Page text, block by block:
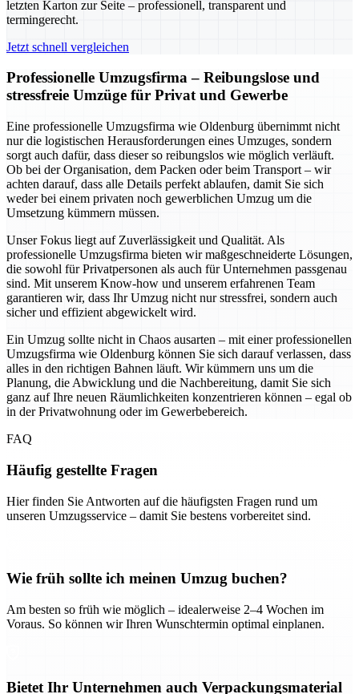
letzten Karton zur Seite – professionell, transparent und
termingerecht.
Jetzt schnell vergleichen
Professionelle Umzugsfirma – Reibungslose und
stressfreie Umzüge für Privat und Gewerbe
Eine professionelle Umzugsfirma wie Oldenburg übernimmt nicht
nur die logistischen Herausforderungen eines Umzuges, sondern
sorgt auch dafür, dass dieser so reibungslos wie möglich verläuft.
Ob bei der Organisation, dem Packen oder beim Transport – wir
achten darauf, dass alle Details perfekt ablaufen, damit Sie sich
weder bei einem privaten noch gewerblichen Umzug um die
Umsetzung kümmern müssen.
Unser Fokus liegt auf Zuverlässigkeit und Qualität. Als
professionelle Umzugsfirma bieten wir maßgeschneiderte Lösungen,
die sowohl für Privatpersonen als auch für Unternehmen passgenau
sind. Mit unserem Know-how und unserem erfahrenen Team
garantieren wir, dass Ihr Umzug nicht nur stressfrei, sondern auch
sicher und effizient abgewickelt wird.
Ein Umzug sollte nicht in Chaos ausarten – mit einer professionellen
Umzugsfirma wie Oldenburg können Sie sich darauf verlassen, dass
alles in den richtigen Bahnen läuft. Wir kümmern uns um die
Planung, die Abwicklung und die Nachbereitung, damit Sie sich
ganz auf Ihre neuen Räumlichkeiten konzentrieren können – egal ob
in der Privatwohnung oder im Gewerbebereich.
FAQ
Häufig gestellte Fragen
Hier finden Sie Antworten auf die häufigsten Fragen rund um
unseren Umzugsservice – damit Sie bestens vorbereitet sind.
Wie früh sollte ich meinen Umzug buchen?
Am besten so früh wie möglich – idealerweise 2–4 Wochen im
Voraus. So können wir Ihren Wunschtermin optimal einplanen.
Bietet Ihr Unternehmen auch Verpackungsmaterial